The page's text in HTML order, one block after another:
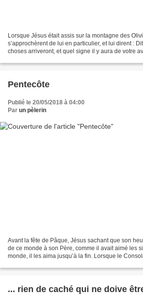
Lorsque Jésus était assis sur la montagne des
s’approchèrent de lui en particulier, et lui dirent :
choses arriveront, et quel signe il y aura de votre
Pentecôte
Publié le 20/05/2018 à 04:00
Par un pèlerin
Avant la fête de Pâque, Jésus sachant que son
de ce monde à son Père, comme il avait aimé les
monde, il les aima jusqu’à la fin. Lorsque le
... rien de caché qui ne doive